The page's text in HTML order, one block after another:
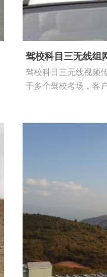
驾校科目三无线组
驾校科目三无线视频
于多个驾校考场，客
控、环境监控、报警
一体的高级多媒体监